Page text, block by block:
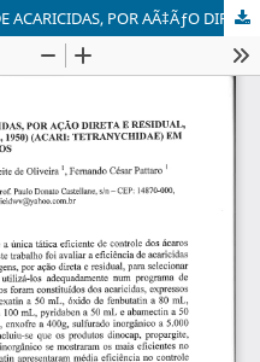
AVALIAÃ‡ÃƒO DA EFICIÃŠNCIA DE ACARICIDAS, POR AÃ‡ÃƒO DIRETA E RESIDUAL, SOBRE Tetranychus mexicanus (MCGREGOR, 1950) (ACARI: TETRANYCHIDAE ) EM CITROS